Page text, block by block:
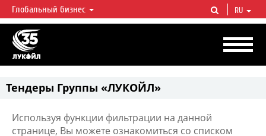
ЛУКОЙЛ СЕГОДНЯ
ЛУКОЙЛ — одна из крупнейших вертикально интегрированных
нефтегазовых компаний в мире, на долю которой приходится более 2%
мировой добычи нефти и около 1% доказанных запасов углеводородов.
Глобальный бизнес RU
Тендеры Группы «ЛУКОЙЛ»
Используя функции фильтрации на данной
странице, Вы можете ознакомиться со списком